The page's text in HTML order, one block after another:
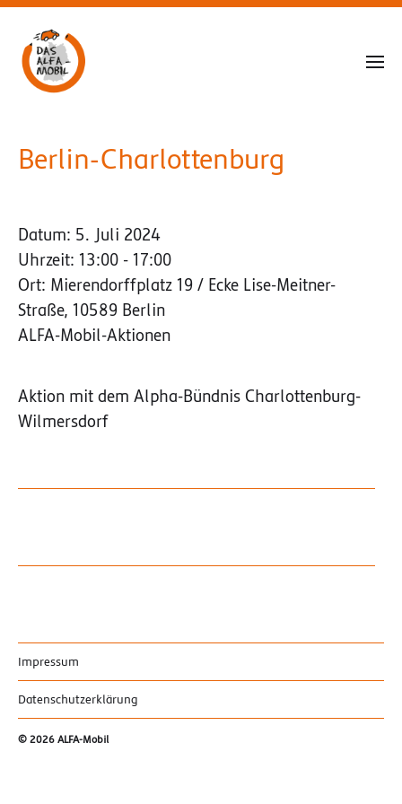
Berlin-Charlottenburg
Datum: 5. Juli 2024
Uhrzeit: 13:00 - 17:00
Ort: Mierendorffplatz 19 / Ecke Lise-Meitner-
Straße, 10589 Berlin
ALFA-Mobil-Aktionen
Aktion mit dem Alpha-Bündnis Charlottenburg-
Wilmersdorf
Impressum
Datenschutzerklärung
© 2026 ALFA-Mobil